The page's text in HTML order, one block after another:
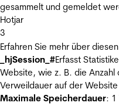
gesammelt und gemeldet
Hotjar
3
Erfahren Sie mehr über
_hjSession_#Erfasst
Website, wie z. B. die
Verweildauer auf der
Maximale Speicherdauer: 1